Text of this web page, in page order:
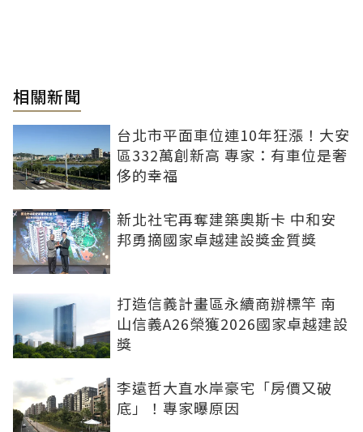
相關新聞
台北市平面車位連10年狂漲！大安
區332萬創新高 專家：有車位是奢
侈的幸福
新北社宅再奪建築奧斯卡 中和安
邦勇摘國家卓越建設獎金質獎
打造信義計畫區永續商辦標竿 南
山信義A26榮獲2026國家卓越建設
獎
李遠哲大直水岸豪宅「房價又破
底」！專家曝原因